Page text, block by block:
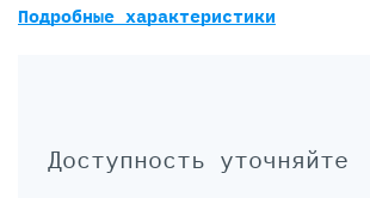
Доступность уточняйте
Подробные характеристики